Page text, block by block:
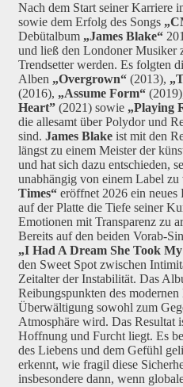
Nach dem Start seiner Karriere
sowie dem Erfolg des Songs
Debütalbum „James Blake“
und ließ den Londoner Musiker
Trendsetter werden. Es folgten
Alben „Overgrown“ (2013),
(2016), „Assume Form“
Heart” (2021) sowie „Playing
die allesamt über Polydor und
sind. James Blake ist mit den
längst zu einem Meister der
und hat sich dazu entschieden,
unabhängig von einem Label
Times“ eröffnet 2026 ein
auf der Platte die Tiefe seiner
Emotionen mit Transparenz zu
Bereits auf den beiden Vorab-
„I Had A Dream She Took
den Sweet Spot zwischen
Zeitalter der Instabilität. Das
Reibungspunkten des
Überwältigung sowohl zum
Atmosphäre wird. Das Resultat
Hoffnung und Furcht liegt. Es
des Liebens und dem Gefühl
erkennt, wie fragil diese
insbesondere dann, wenn